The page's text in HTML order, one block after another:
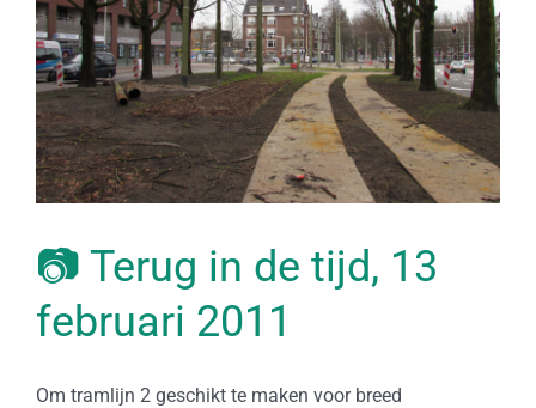
📷 Terug in de tijd, 13
februari 2011
Om tramlijn 2 geschikt te maken voor breed